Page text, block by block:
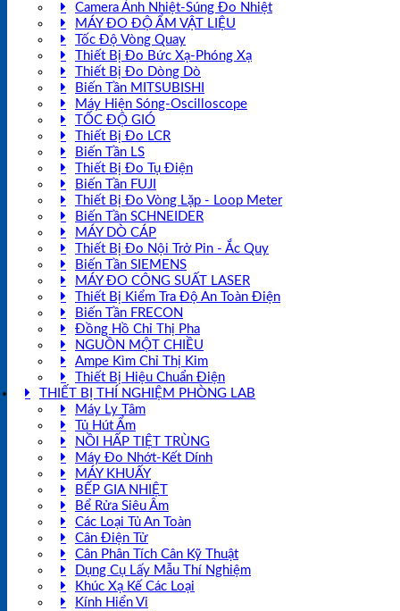
Camera Ảnh Nhiệt-Súng Đo Nhiệt
MÁY ĐO ĐỘ ẨM VẬT LIỆU
Tốc Độ Vòng Quay
Thiết Bị Đo Bức Xạ-Phóng Xạ
Thiết Bị Đo Dòng Dò
Biến Tần MITSUBISHI
Máy Hiện Sóng-Oscilloscope
TỐC ĐỘ GIÓ
Thiết Bị Đo LCR
Biến Tần LS
Thiết Bị Đo Tụ Điện
Biến Tần FUJI
Thiết Bị Đo Vòng Lặp - Loop Meter
Biến Tần SCHNEIDER
MÁY DÒ CÁP
Thiết Bị Đo Nội Trở Pin - Ắc Quy
Biến Tần SIEMENS
MÁY ĐO CÔNG SUẤT LASER
Thiết Bị Kiểm Tra Độ An Toàn Điện
Biến Tần FRECON
Đồng Hồ Chỉ Thị Pha
NGUỒN MỘT CHIỀU
Ampe Kìm Chỉ Thị Kim
Thiết Bị Hiệu Chuẩn Điện
THIẾT BỊ THÍ NGHIỆM PHÒNG LAB
Máy Ly Tâm
Tủ Hút Ẩm
NỒI HẤP TIỆT TRÙNG
Máy Đo Nhớt-Kết Dính
MÁY KHUẤY
BẾP GIA NHIỆT
Bể Rửa Siêu Âm
Các Loại Tủ An Toàn
Cân Điện Tử
Cân Phân Tích Cân Kỹ Thuật
Dụng Cụ Lấy Mẫu Thí Nghiệm
Khúc Xạ Kế Các Loại
Kính Hiển Vi